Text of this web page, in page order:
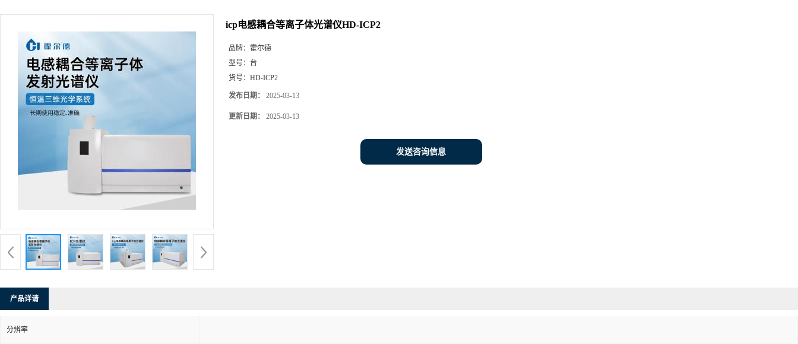
icp电感耦合等离子体光谱仪HD-ICP2
品牌： 霍尔德
型号： 台
货号： HD-ICP2
发布日期： 2025-03-13
更新日期： 2025-03-13
发送咨询信息
产品详请
分辨率